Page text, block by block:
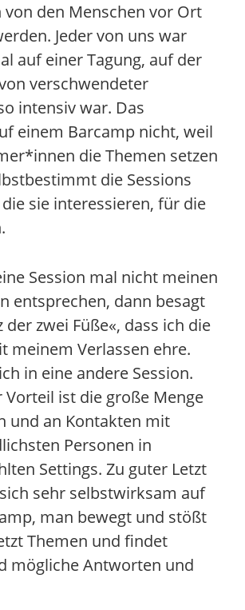
von den Menschen vor Ort
Jeder von uns war
auf einer Tagung, auf der
verschwendeter
intensiv war. Das
einem Barcamp nicht, weil
die Themen setzen
die Sessions
sie interessieren, für die
Session mal nicht meinen
entsprechen, dann besagt
der zwei Füße«, dass ich die
meinem Verlassen ehre.
in eine andere Session.
Vorteil ist die große Menge
und an Kontakten mit
Personen in
Settings. Zu guter Letzt
sehr selbstwirksam auf
man bewegt und stößt
Themen und findet
mögliche Antworten und